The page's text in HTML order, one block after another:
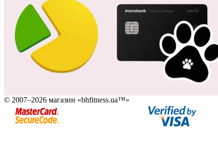
© 2007–2026 магазин «bhfitness.ua™»